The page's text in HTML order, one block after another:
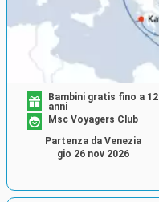
Bambini gratis fino a 12
anni
Msc Voyagers Club
Partenza da Venezia
gio 26 nov 2026